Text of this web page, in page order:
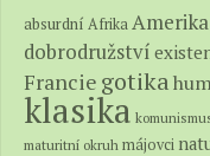
absurdní AfrikaAmerika
dobrodružství
Francie gotika
klasika
maturitní okruh májovci